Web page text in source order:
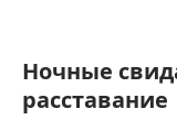
Ночные
расставание